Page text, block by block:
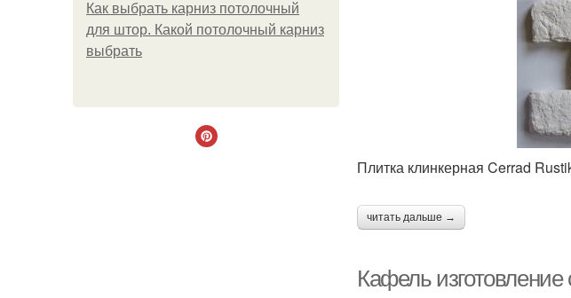
Как выбрать карниз потолочный
для штор. Какой потолочный карниз
выбрать
Плитка клинкерная Cerrad
читать дальше →
Кафель